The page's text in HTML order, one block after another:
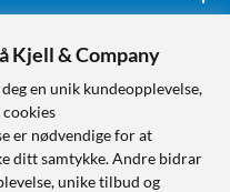
Kjell & Company
en unik kundeopplevelse,
er nødvendige for at
ditt samtykke. Andre bidrar
unike tilbud og